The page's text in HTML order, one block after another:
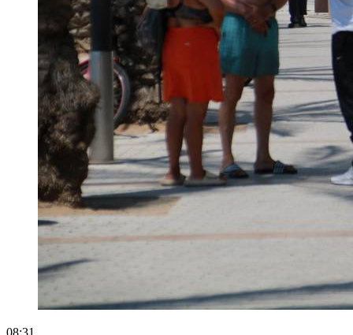
08:31